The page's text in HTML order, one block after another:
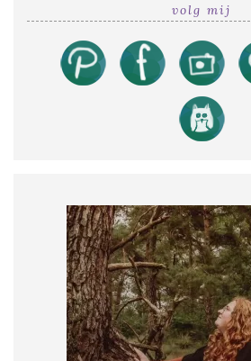
volg mij